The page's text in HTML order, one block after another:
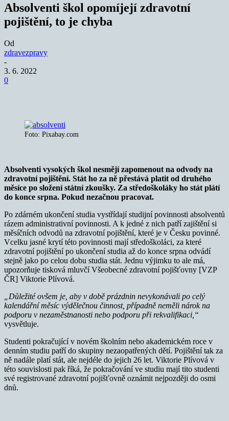
Absolventi škol opomíjejí zdravotní
pojištění, to je chyba
Od
zdravezpravy
-
3. 6. 2022
0
Foto: Pixabay.com
Absolventi vysokých škol nesmějí zapomenout na odvody na
zdravotní pojištění. Stát ho za ně přestává platit od druhého
měsíce po složení státní zkoušky. Za středoškoláky ho stát plátí
do konce srpna. Pokud nezačnou pracovat.
Po zdárném ukončení studia vystřídají studijní povinnosti absolventů
rázem administrativní povinnosti. A k jedné z nich patří zajištění si
měsíčních odvodů na zdravotní pojištění, které je v Česku povinné.
Vcelku jasné krytí této povinnosti mají středoškoláci, za které
zdravotní pojištění po ukončení studia až do konce srpna odvádí
stejně jako po celou dobu studia stát. Jednu výjimku to ale má,
upozorňuje tisková mluvčí Všeobecné zdravotní pojišťovny [VZP
ČR] Viktorie Plívová.
„Důležité ovšem je, aby v době prázdnin nevykonávali po celý
kalendářní měsíc výdělečnou činnost, případně neměli nárok na
podporu v nezaměstnanosti nebo podporu při rekvalifikaci,“
vysvětluje.
Studenti pokračující v novém školním nebo akademickém roce v
denním studiu patří do skupiny nezaopatřených dětí. Pojištění tak za
ně nadále platí stát, ale nejdéle do jejich 26 let. Viktorie Plívová v
této souvislosti pak říká, že pokračování ve studiu mají tito studenti
své registrované zdravotní pojišťovně oznámit nejpozději do osmi
dnů.